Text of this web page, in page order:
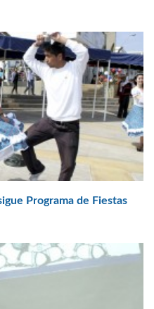
Programa de Fiestas